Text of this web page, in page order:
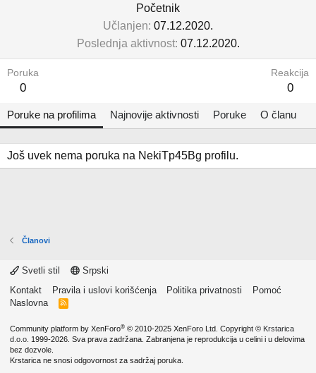
Početnik
Učlanjen 07.12.2020.
Poslednja aktivnost 07.12.2020.
Poruka
0
Reakcija
0
Poruke na profilima Najnovije aktivnosti Poruke O članu
Još uvek nema poruka na NekiTp45Bg profilu.
Članovi
Svetli stil
Srpski
Kontakt
Pravila i uslovi korišćenja Politika privatnosti
Pomoć
Naslovna
R
Community platform by XenForo® © 2010-2025 XenForo Ltd. Copyright © Krstarica
d.o.o. 1999-2026. Sva prava zadržana. Zabranjena je reprodukcija u celini i u delovima
bez dozvole.
Krstarica ne snosi odgovornost za sadržaj poruka.